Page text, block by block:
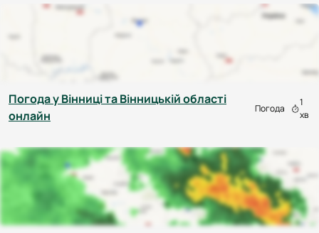
Погода у Вінниці та Вінницькій області
онлайн
Погода
1
хв